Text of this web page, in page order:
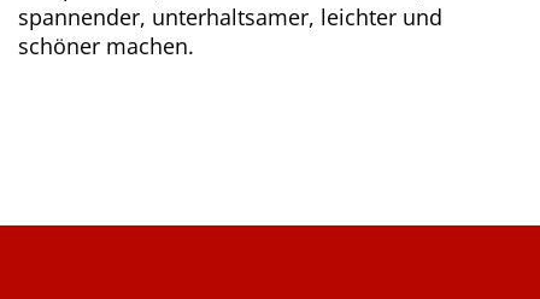
spannender, unterhaltsamer, leichter und
schöner machen.